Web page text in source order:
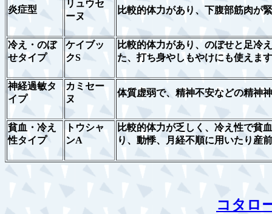
炎症型
リュウセ
ーヌ
比較的体力があり、下腹部筋肉が
冷え・のぼ
せタイプ
ケイブッ
クS
比較的体力があり、のぼせと足冷
た、打ち身やしもやけにも使えま
神経過敏タ
イプ
カミセー
ヌ
体質虚弱で、精神不安などの精神
貧血・冷え
性タイプ
トウシャ
ンA
比較的体力が乏しく、冷え性で貧
り、動悸、月経不順に用いたり産
コタロ